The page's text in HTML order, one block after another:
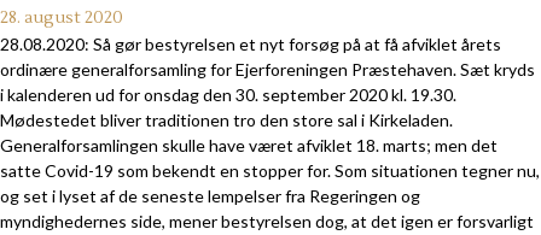
28. august 2020
28.08.2020: Så gør bestyrelsen et nyt forsøg på at få afviklet årets
ordinære generalforsamling for Ejerforeningen Præstehaven. Sæt kryds
i kalenderen ud for onsdag den 30. september 2020 kl. 19.30.
Mødestedet bliver traditionen tro den store sal i Kirkeladen.
Generalforsamlingen skulle have været afviklet 18. marts; men det
satte Covid-19 som bekendt en stopper for. Som situationen tegner nu,
og set i lyset af de seneste lempelser fra Regeringen og
myndighedernes side, mener bestyrelsen dog, at det igen er forsvarligt